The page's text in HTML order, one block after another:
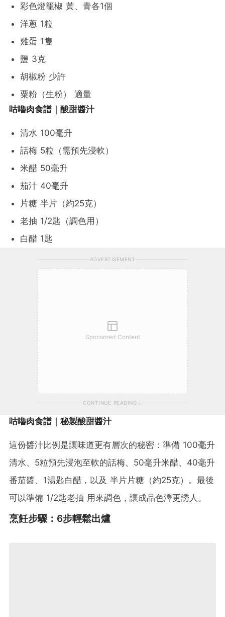
彩色燈籠椒 黃、青各1個
洋蔥 1粒
雞蛋 1隻
鹽 3克
胡椒粉 少許
粟粉（生粉） 適量
咕嚕肉食譜｜酸甜醬汁
清水 100毫升
話梅 5粒（需預先浸軟）
米醋 50毫升
茄汁 40毫升
片糖 半片（約25克）
老抽 1/2匙（調色用）
白醋 1匙
ADVERTISEMENT
Sponsored Content
CONTINUE READING
咕嚕肉食譜｜秘製酸甜醬汁
這份醬汁比例是讓味道更有層次的秘密：準備 100毫升
清水、5粒預先浸泡至軟的話梅、50毫升米醋、40毫升
番茄醬、1湯匙白醋，以及 半片片糖（約25克）。最後
可以準備 1/2匙老抽 用來調色，讓成品色澤更誘人。
烹飪步驟：6步輕鬆出爐